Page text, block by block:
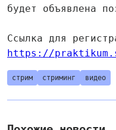
будет объявлена
Ссылка для
https://
стрим стриминг видео